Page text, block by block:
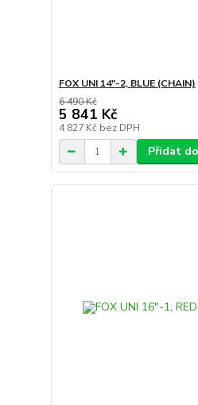
FOX UNI 14"-2, BLUE (CHAIN)
6 490 Kč
5 841 Kč
4 827 Kč bez DPH
Přidat